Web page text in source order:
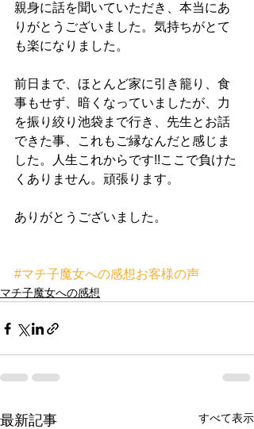
親身に話を聞いていただき、本当にあ
りがとうございました。気持ちがとて
も楽になりました。
前日まで、ほとんど家に引き籠り、食
事もせず、暗くなっていましたが、力
を振り絞り池袋まで行き、先生とお話
できた事、これもご縁なんだと感じま
した。人生これからです!!ここで負けた
くありません。頑張ります。
ありがとうございました。
#マチ子魔女への感想お客様の声
マチ子魔女への感想
最新記事 すべて表示